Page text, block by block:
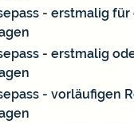
- erstmalig für
- erstmalig
- vorläufigen